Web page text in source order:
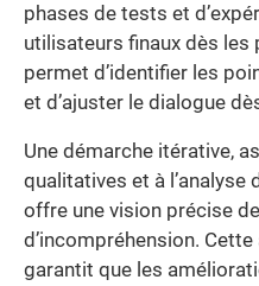
phases de tests et
utilisateurs finaux dès
permet d’identifier les
et d’ajuster le dialogue
Une démarche itérative,
qualitatives et à
offre une vision précise
d’incompréhension.
garantit que les